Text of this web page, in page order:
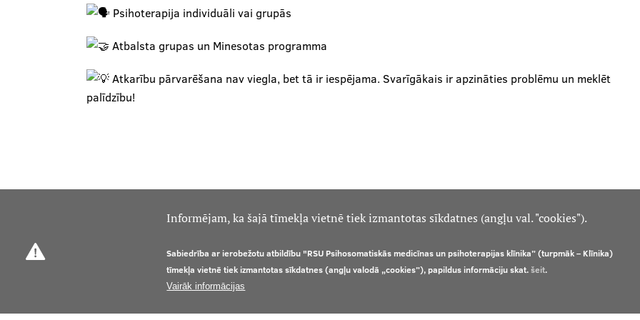
Psihoterapija individuāli vai grupās
Atbalsta grupas un Minesotas programma
Atkarību pārvarēšana nav viegla, bet tā ir iespējama. Svarīgākais ir apzināties problēmu un meklēt
palīdzību!
Informējam, ka šajā tīmekļa vietnē tiek izmantotas sīkdatnes (angļu val. "cookies").
Sabiedrība ar ierobežotu atbildību "RSU Psihosomatiskās medicīnas un psihoterapijas klīnika” (turpmāk – Klīnika)
tīmekļa vietnē tiek izmantotas sīkdatnes (angļu valodā „cookies”), papildus informāciju skat.šeit.
Vairāk informācijas